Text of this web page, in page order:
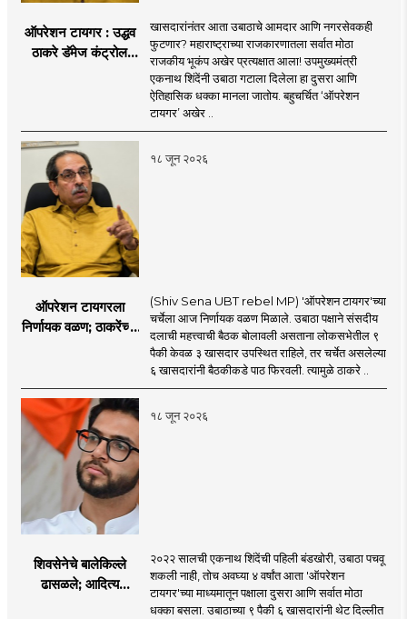
ऑपरेशन टायगर : उद्धव
ठाकरे डॅमेज कंट्रोल
शिंदेंकडे जाण्याच्या चर्चा
सुरू
खासदारांनंतर आता उबाठाचे आमदार आणि नगरसेवकही
फुटणार? महाराष्ट्राच्या राजकारणातला सर्वात मोठा
राजकीय भूकंप अखेर प्रत्यक्षात आला! उपमुख्यमंत्री
एकनाथ शिंदेंनी उबाठा गटाला दिलेला हा दुसरा आणि
ऐतिहासिक धक्का मानला जातोय. बहुचर्चित ‘ऑपरेशन
टायगर’ अखेर ..
१८ जून २०२६
ऑपरेशन टायगरला
निर्णायक वळण; ठाकरेंच्या
विलीन होण्याचा प्रस्ताव?
(Shiv Sena UBT rebel MP) 'ऑपरेशन टायगर'च्या
चर्चेला आज निर्णायक वळण मिळाले. उबाठा पक्षाने संसदीय
दलाची महत्त्वाची बैठक बोलावली असताना लोकसभेतील ९
पैकी केवळ ३ खासदार उपस्थित राहिले, तर चर्चेत असलेल्या
६ खासदारांनी बैठकीकडे पाठ फिरवली. त्यामुळे ठाकरे ..
१८ जून २०२६
शिवसेनेचे बालेकिल्ले
ढासळले; आदित्य
२०२२ सालची एकनाथ शिंदेंची पहिली बंडखोरी, उबाठा पचवू
शकली नाही, तोच अवघ्या ४ वर्षांत आता 'ऑपरेशन
टायगर'च्या माध्यमातून पक्षाला दुसरा आणि सर्वात मोठा
धक्का बसला. उबाठाच्या ९ पैकी ६ खासदारांनी थेट दिल्लीत